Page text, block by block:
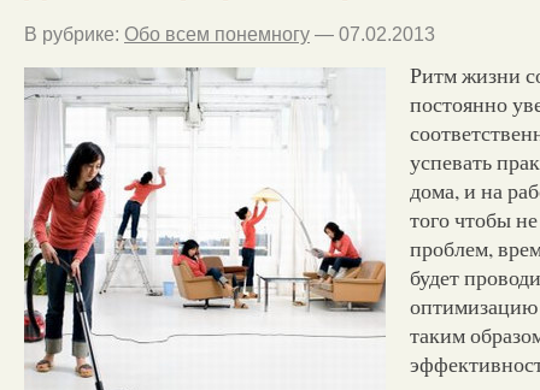
В рубрике: Обо всем понемногу — 07.02.2013
Ритм жизни
постоянно
успевать
дома, и на
того чтобы
проблем,
будет
оптимизацию
таким